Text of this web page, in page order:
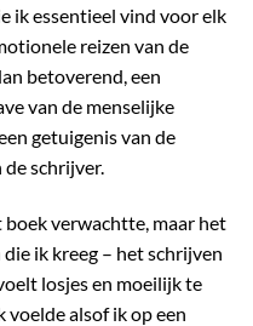
ik essentieel vind voor elk
reizen van de
betoverend, een
van de menselijke
getuigenis van de
schrijver.
verwachtte, maar het
ik kreeg – het schrijven
losjes en moeilijk te
voelde alsof ik op een